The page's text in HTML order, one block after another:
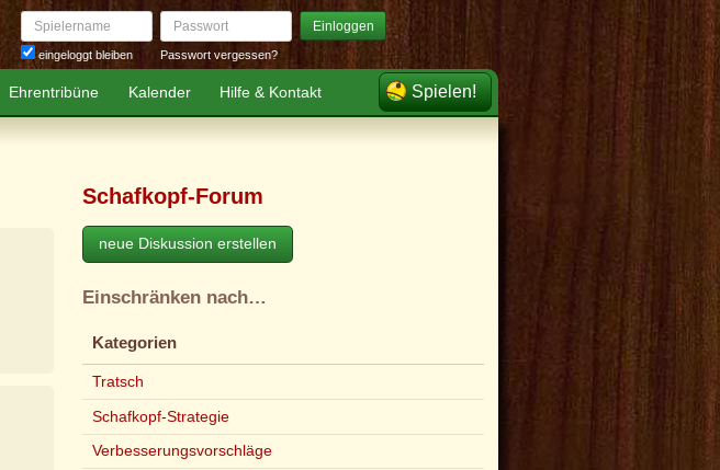
Spielername
eingeloggt bleiben
Passwort Einloggen
Passwort vergessen?
Ehrentribüne Kalender Hilfe & Kontakt Spielen!
Schafkopf-Forum
neue Diskussion erstellen
Einschränken nach…
Kategorien
Tratsch
Schafkopf-Strategie
Verbesserungsvorschläge